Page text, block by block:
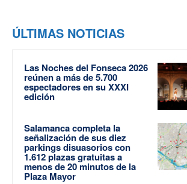
ÚLTIMAS NOTICIAS
Las Noches del Fonseca 2026
reúnen a más de 5.700
espectadores en su XXXI
edición
Salamanca completa la
señalización de sus diez
parkings disuasorios con
1.612 plazas gratuitas a
menos de 20 minutos de la
Plaza Mayor